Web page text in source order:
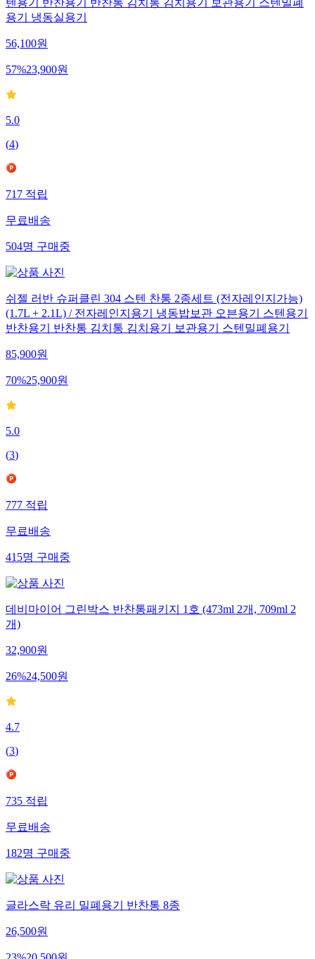
텐용기 반찬용기 반찬통 김치통 김치용기 보관용기 스텐밀폐
용기 냉동실용기
56,100원
57%23,900원
5.0
(4)
717적립
무료배송
504명구매중
쉬젤 러반 슈퍼클린 304 스텐 찬통 2종세트 (전자레인지가능)
(1.7L + 2.1L) / 전자레인지용기 냉동밥보관 오븐용기 스텐용기
반찬용기 반찬통 김치통 김치용기 보관용기 스텐밀폐용기
85,900원
70%25,900원
5.0
(3)
777적립
무료배송
415명구매중
데비마이어 그린박스 반찬통패키지 1호 (473ml 2개, 709ml 2
개)
32,900원
26%24,500원
4.7
(3)
735적립
무료배송
182명구매중
글라스락 유리 밀폐용기 반찬통 8종
26,500원